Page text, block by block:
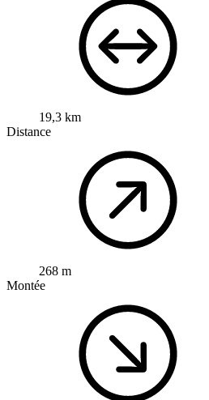
19,3 km
Distance
268 m
Montée